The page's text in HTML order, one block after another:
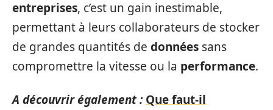
entreprises, c’est un gain inestimable,
permettant à leurs collaborateurs de stocker
de grandes quantités de données sans
compromettre la vitesse ou la performance.
A découvrir également : Que faut-il